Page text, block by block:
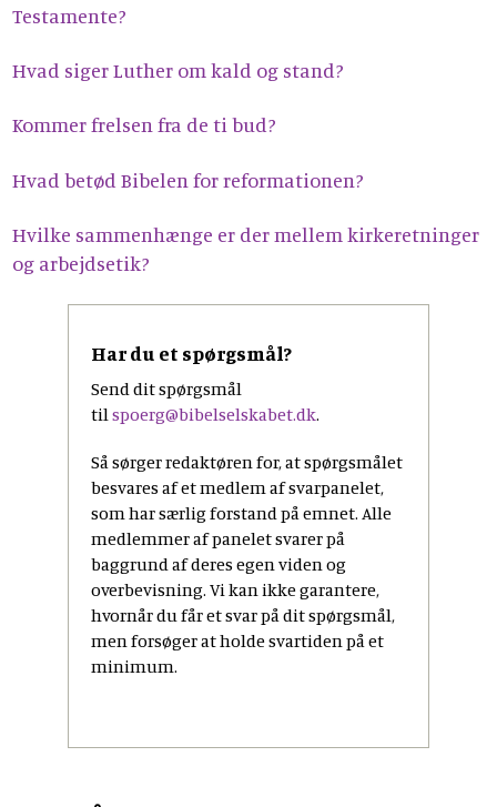
Testamente?
Hvad siger Luther om kald og stand?
Kommer frelsen fra de ti bud?
Hvad betød Bibelen for reformationen?
Hvilke sammenhænge er der mellem kirkeretninger
og arbejdsetik?
Har du et spørgsmål?
Send dit spørgsmål
til spoerg@bibelselskabet.dk.
Så sørger redaktøren for, at spørgsmålet
besvares af et medlem af svarpanelet,
som har særlig forstand på emnet. Alle
medlemmer af panelet svarer på
baggrund af deres egen viden og
overbevisning. Vi kan ikke garantere,
hvornår du får et svar på dit spørgsmål,
men forsøger at holde svartiden på et
minimum.